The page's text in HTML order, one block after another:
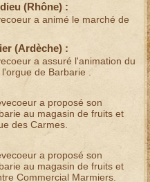
(Rhône) :
a animé le marché de
(Ardèche) :
a assuré l'animation du
orgue de Barbarie .
a proposé son
au magasin de fruits et
des Carmes.
a proposé son
au magasin de fruits et
Commercial Marmiers.